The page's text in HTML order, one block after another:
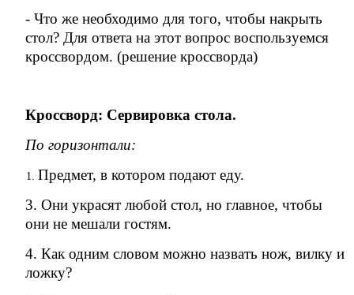
- Что же необходимо для того, чтобы накрыть
стол? Для ответа на этот вопрос воспользуемся
кроссвордом. (решение кроссворда)
Кроссворд: Сервировка стола.
По горизонтали:
Предмет, в котором подают еду.
3. Они украсят любой стол, но главное, чтобы
они не мешали гостям.
4. Как одним словом можно назвать нож, вилку и
ложку?